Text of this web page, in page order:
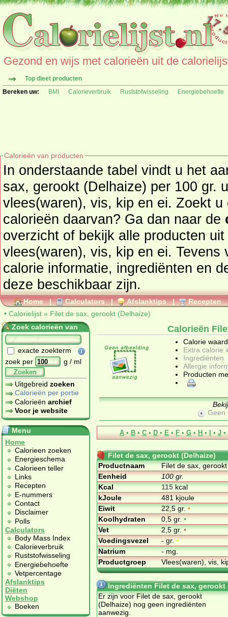
Gezond en wijs met calorieën uit de
Top dieet producten
Bereken uw:
BMI Calorieverbruik Ruststofwisseling Energiebehoefte
Calorieën van producten
In onderstaande tabel vindt u het
sax, gerookt (Delhaize) per 100 gr. uit de
vlees(waren), vis, kip en ei. Zoekt
calorieën daarvan? Ga dan naar de
overzicht of bekijk alle producten
vlees(waren), vis, kip en ei. Tevens vindt u ook de uitgebreide
calorie informatie, ingrediënten en de
deze beschikbaar zijn.
Home | Calculators | Afslanktips | Recepten
• Calorielijst » Filet de sax, gerookt (Delhaize)
Zoek calorieën van
exacte zoekterm
zoek per
g / ml
Zoeken
Uitgebreid zoeken
Calorieën per portie
Calorieën archief
Voor je website
Menu
Home
Calorieen zoeken
Energieschema
Calorieen teller
Links
Recepten
E-nummers
Contact
Disclaimer
Polls
Calculators
Body Mass Index
Calorieverbruik
Ruststofwisseling
Energiebehoefte
Vetpercentage
Afslanktips
Diëten
Webshop
Boeken
Calorieën
Calorie
Extra calorie
Ingrediënten
Allergie
Producten
Geen
A • B • C • D • E • F • G • H • I • J •
Filet de sax, gerookt (Delhaize)
Productnaam
Filet de sax,
Eenheid
100 gr.
Kcal
115kcal
kJoule
481 kjoule
Eiwit
22,5 gr.•
Koolhydraten
0,5 gr.•
Vet
2,5 gr.•
Voedingsvezel
- gr.•
Natrium
- mg.
Productgroep
Vlees(waren), vis,
Ingrediënten Filet de sax, gerookt
Er zijn voor Filet de sax, gerookt
(Delhaize) nog geen ingrediënten
aanwezig.